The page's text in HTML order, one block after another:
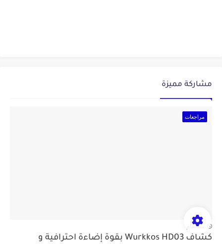
مشاركة مميزة
مراجعات
منذ عام
كشاف Wurkkos HD03 بقوة إضاءة احترافية و